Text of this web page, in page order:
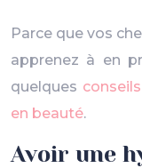
Parce que vos
apprenez à en
quelques
en beauté.
Avoir une